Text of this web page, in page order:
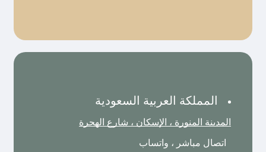
المملكة العربية السعودية
المدينة المنورة ، الإسكان ، شارع الهجرة
اتصال مباشر ، واتساب